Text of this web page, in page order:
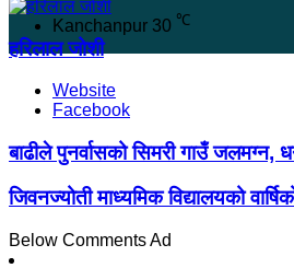
Kanchanpur 30 ℃
हरिलाल जोशी
Website
Facebook
बाढीले पुनर्वासको सिमरी गाउँ
जिवनज्योती माध्यमिक विद्यालयको
Below Comments Ad